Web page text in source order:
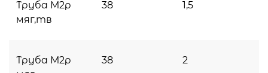
Труба М2р
мяг,тв
38 1,5
Труба М2р
38 2